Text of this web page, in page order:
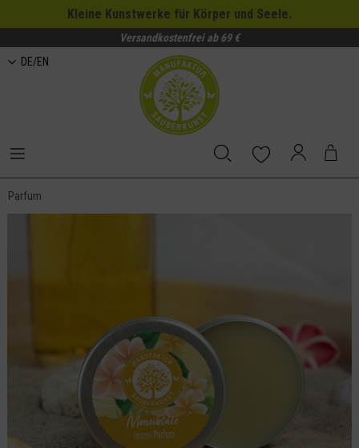
Kleine Kunstwerke für Körper und Seele.
Versandkostenfrei ab 69 €
DE/EN
Parfum